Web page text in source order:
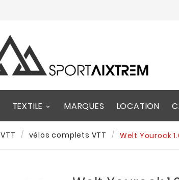
TEXTILE MARQUES LOCATION
VTT vélos complets VTT Welt Yourock